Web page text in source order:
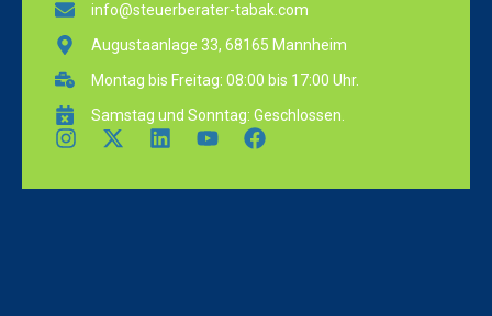
info@steuerberater-tabak.com
Augustaanlage 33, 68165 Mannheim
Montag bis Freitag: 08:00 bis 17:00 Uhr.
Samstag und Sonntag: Geschlossen.